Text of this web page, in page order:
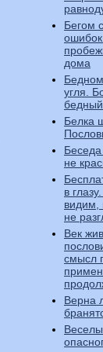
Бегом
дома
угля.
Белка
не
в
видим,
не
Век
смысл
Верна